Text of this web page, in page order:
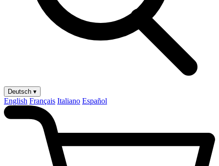
Deutsch ▾
English Français Italiano Español